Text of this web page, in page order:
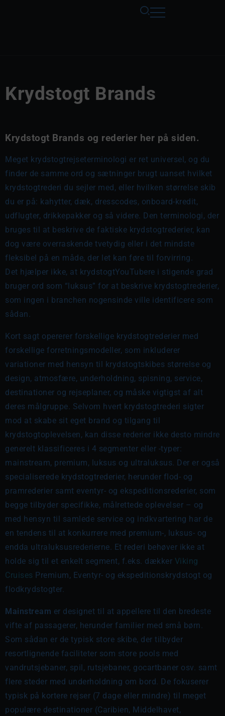
Krydstogt Brands
Krydstogt Brands og rederier her på siden.
Meget krydstogtrejseterminologi er ret universel, og du
finder de samme ord og sætninger brugt uanset hvilket
krydstogtrederi du sejler med, eller hvilken størrelse skib
du er på: kahytter, dæk, dresscodes, onboard-kredit,
udflugter, drikkepakker og så videre. Den terminologi, der
bruges til at beskrive de faktiske krydstogtrederier, kan
dog være overraskende tvetydig eller i det mindste
fleksibel på en måde, der let kan føre til forvirring.
Det hjælper ikke, at krydstogtYouTubere i stigende grad
bruger ord som “luksus” for at beskrive krydstogtrederier,
som ingen i branchen nogensinde ville identificere som
sådan.
Kort sagt opererer forskellige krydstogtrederier med
forskellige forretningsmodeller, som inkluderer
variationer med hensyn til krydstogtskibes størrelse og
design, atmosfære, underholdning, spisning, service,
destinationer og rejseplaner, og måske vigtigst af alt
deres målgruppe. Selvom hvert krydstogtrederi sigter
mod at skabe sit eget brand og tilgang til
krydstogtoplevelsen, kan disse rederier ikke desto mindre
generelt klassificeres i 4 segmenter eller -typer:
mainstream, premium, luksus og ultraluksus. Der er også
specialiserede krydstogtrederier, herunder flod- og
pramrederier samt eventyr- og ekspeditionsrederier, som
begge tilbyder specifikke, målrettede oplevelser – og
med hensyn til samlede service og indkvartering har de
en tendens til at konkurrere med premium-, luksus- og
endda ultraluksusrederierne. Et rederi behøver ikke at
holde sig til et enkelt segment, f.eks. dækker Viking
Cruises Premium, Eventyr- og ekspeditionskrydstogt og
flodkrydstogter.
Mainstream er designet til at appellere til den bredeste
vifte af passagerer, herunder familier med små børn.
Som sådan er de typisk store skibe, der tilbyder
resortlignende faciliteter som store pools med
vandrutsjebaner, spil, rutsjebaner, gocartbaner osv. samt
flere steder med underholdning om bord. De fokuserer
typisk på kortere rejser (7 dage eller mindre) til meget
populære destinationer (Caribien, Middelhavet,